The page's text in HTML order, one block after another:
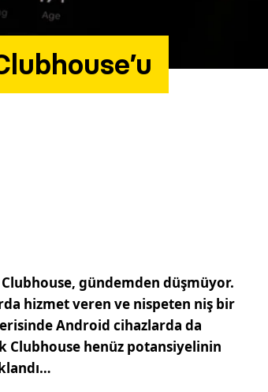
gündemden düşmüyor.
hizmet veren ve nispeten niş bir
Android cihazlarda da
Clubhouse henüz potansiyelinin